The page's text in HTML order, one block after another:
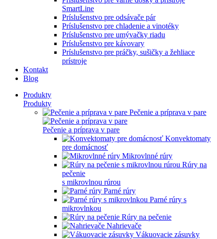
SmartLine
Príslušenstvo pre odsávače pár
Príslušenstvo pre chladenie a vinotéky
Príslušenstvo pre umývačky riadu
Príslušenstvo pre kávovary
Príslušenstvo pre práčky, sušičky a žehliace
prístroje
Kontakt
Blog
Produkty
Produkty
Pečenie a príprava v pare
Pečenie a príprava v pare
Konvektomaty
pre domácnosť
Mikrovlnné rúry
Rúry na
pečenie
s mikrovlnou rúrou
Parné rúry
Parné rúry s
mikrovlnkou
Rúry na pečenie
Nahrievače
Vákuovacie zásuvky